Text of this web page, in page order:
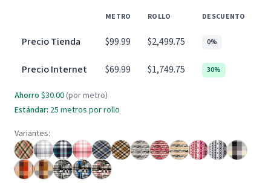
METRO ROLLO DESCUENTO
Precio Tienda $99.99 $2,499.75 0%
Precio Internet $69.99 $1,749.75 30%
Ahorro $30.00 (por metro)
Estándar: 25 metros por rollo
Variantes: